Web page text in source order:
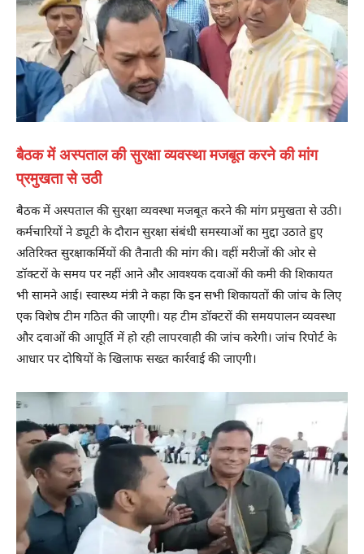
बैठक में अस्पताल की सुरक्षा व्यवस्था मजबूत करने की मांग
प्रमुखता से उठी
बैठक में अस्पताल की सुरक्षा व्यवस्था मजबूत करने की मांग प्रमुखता से उठी।
कर्मचारियों ने ड्यूटी के दौरान सुरक्षा संबंधी समस्याओं का मुद्दा उठाते हुए
अतिरिक्त सुरक्षाकर्मियों की तैनाती की मांग की। वहीं मरीजों की ओर से
डॉक्टरों के समय पर नहीं आने और आवश्यक दवाओं की कमी की शिकायत
भी सामने आई। स्वास्थ्य मंत्री ने कहा कि इन सभी शिकायतों की जांच के लिए
एक विशेष टीम गठित की जाएगी। यह टीम डॉक्टरों की समयपालन व्यवस्था
और दवाओं की आपूर्ति में हो रही लापरवाही की जांच करेगी। जांच रिपोर्ट के
आधार पर दोषियों के खिलाफ सख्त कार्रवाई की जाएगी।